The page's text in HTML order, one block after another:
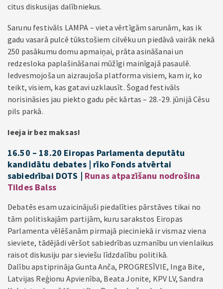
citus diskusijas dalībniekus.
Sarunu festivāls LAMPA – vieta vērtīgām sarunām, kas ik
gadu vasarā pulcē tūkstošiem cilvēku un piedāvā vairāk nekā
250 pasākumu domu apmaiņai, prāta asināšanai un
redzesloka paplašināšanai mūžīgi mainīgajā pasaulē.
Iedvesmojoša un aizraujoša platforma visiem, kam ir, ko
teikt, visiem, kas gatavi uzklausīt. Šogad festivāls
norisināsies jau piekto gadu pēc kārtas – 28.-29. jūnijā Cēsu
pils parkā.
Ieeja ir bez maksas!
16.50 – 18.20 Eiropas Parlamenta deputātu
kandidātu debates | rīko Fonds atvērtai
sabiedrībai DOTS | Runas atpazīšanu nodrošina
Tildes Balss
Debatēs esam uzaicinājuši piedalīties pārstāves tikai no
tām politiskajām partijām, kuru sarakstos Eiropas
Parlamenta vēlēšanām pirmajā pieciniekā ir vismaz viena
sieviete, tādējādi vēršot sabiedrības uzmanību un vienlaikus
raisot diskusiju par sieviešu līdzdalību politikā.
Dalību apstiprināja Gunta Anča, PROGRESĪVIE, Inga Bite,
Latvijas Reģionu Apvienība, Beata Jonite, KPV LV, Sandra